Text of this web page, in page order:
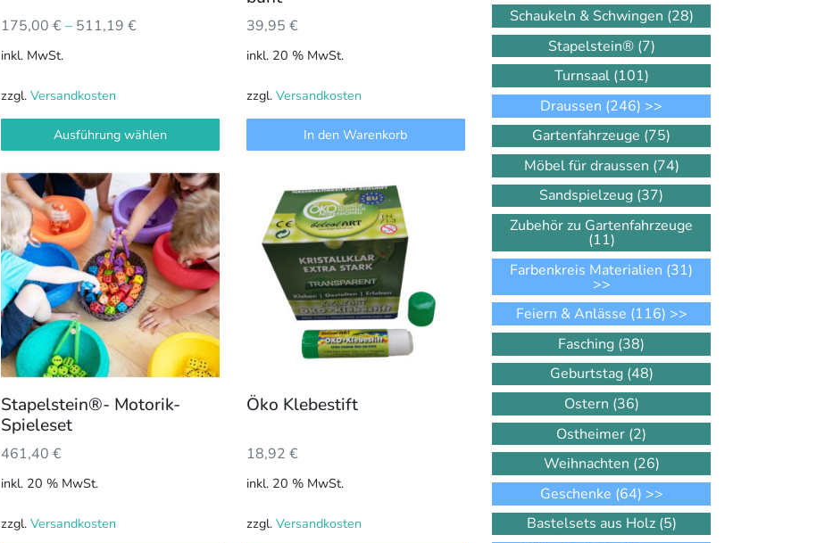
175,00 €– 511,19 €
inkl. MwSt.
zzgl. Versandkosten
Ausführung wählen
werden
39,95 €
inkl. 20 % MwSt.
zzgl. Versandkosten
In den Warenkorb
Stapelstein®- Motorik-
Spieleset
461,40 €
inkl. 20 % MwSt.
zzgl. Versandkosten
Öko Klebestift
18,92 €
inkl. 20 % MwSt.
zzgl. Versandkosten
Schaukeln & Schwingen (28)
Stapelstein® (7)
Turnsaal (101)
Draussen (246) >>
Gartenfahrzeuge (75)
Möbel für draussen (74)
Sandspielzeug (37)
Zubehör zu Gartenfahrzeuge
(11)
Farbenkreis Materialien (31)
>>
Feiern & Anlässe (116) >>
Fasching (38)
Geburtstag (48)
Ostern (36)
Ostheimer (2)
Weihnachten (26)
Geschenke (64) >>
Bastelsets aus Holz (5)